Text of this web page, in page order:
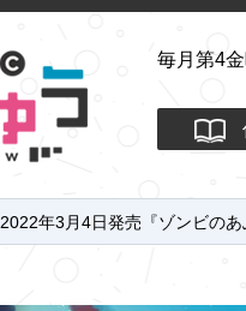
毎月第4金
2022年3月4日発売『ゾンビの